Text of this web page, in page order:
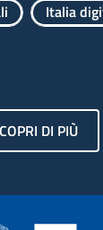
Italia
DI PIÙ